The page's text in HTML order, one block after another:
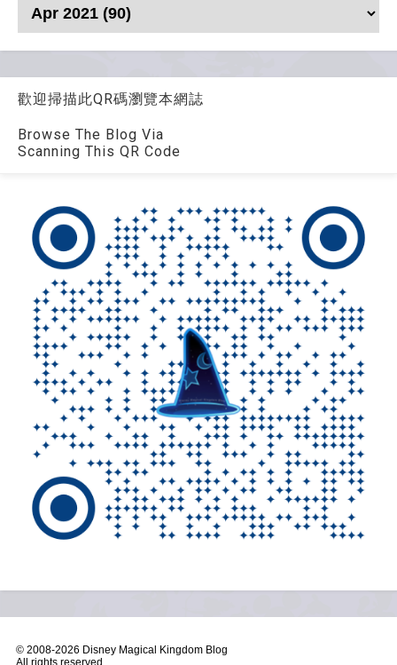
歡迎掃描此QR碼瀏覽本網誌
Browse The Blog Via
Scanning This QR Code
© 2008-2026 Disney Magical Kingdom Blog
All rights reserved.